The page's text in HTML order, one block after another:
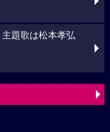
主題歌は松本孝弘